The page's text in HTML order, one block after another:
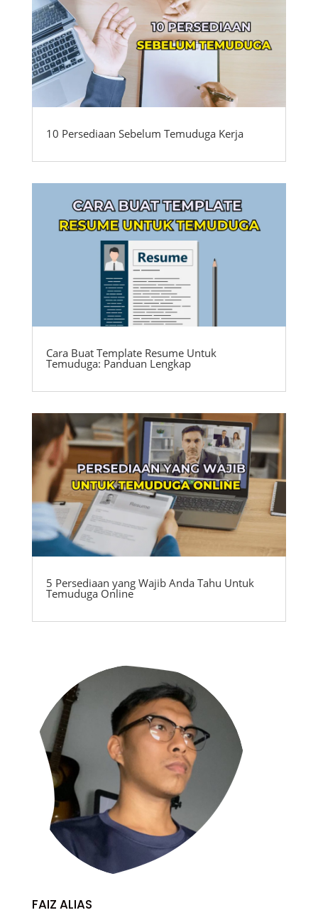
10 Persediaan Sebelum Temuduga Kerja
Cara Buat Template Resume Untuk
Temuduga: Panduan Lengkap
5 Persediaan yang Wajib Anda Tahu Untuk
Temuduga Online
FAIZ ALIAS